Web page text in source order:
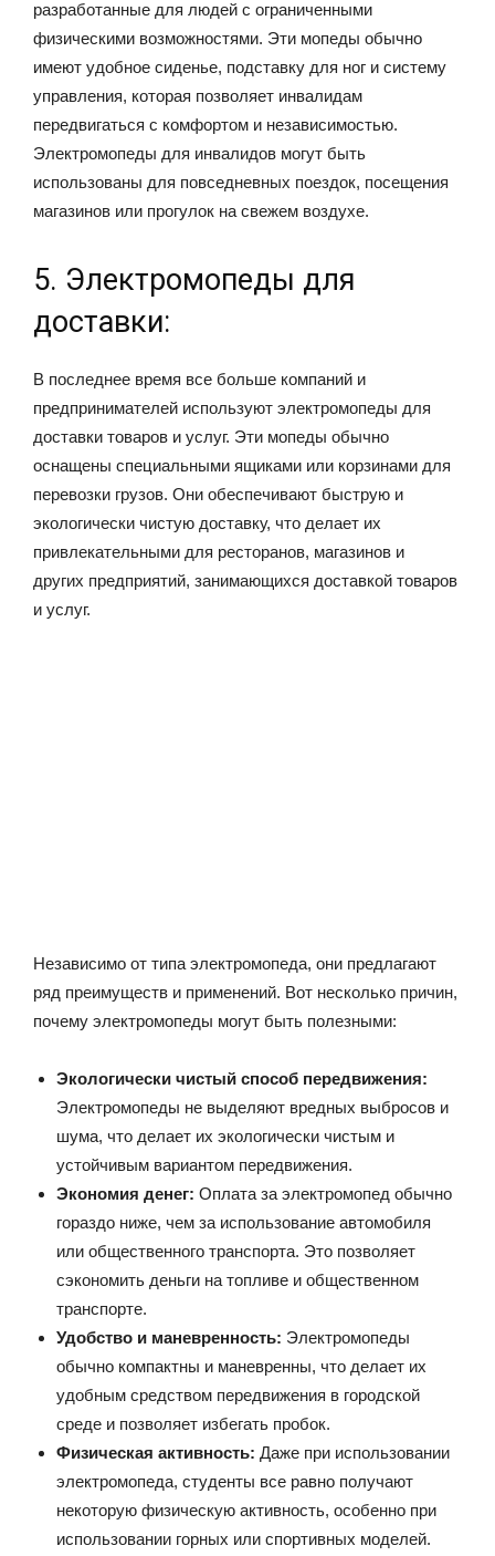
разработанные для людей с ограниченными
физическими возможностями. Эти мопеды обычно
имеют удобное сиденье, подставку для ног и систему
управления, которая позволяет инвалидам
передвигаться с комфортом и независимостью.
Электромопеды для инвалидов могут быть
использованы для повседневных поездок, посещения
магазинов или прогулок на свежем воздухе.
5. Электромопеды для
доставки:
В последнее время все больше компаний и
предпринимателей используют электромопеды для
доставки товаров и услуг. Эти мопеды обычно
оснащены специальными ящиками или корзинами для
перевозки грузов. Они обеспечивают быструю и
экологически чистую доставку, что делает их
привлекательными для ресторанов, магазинов и
других предприятий, занимающихся доставкой товаров
и услуг.
Независимо от типа электромопеда, они предлагают
ряд преимуществ и применений. Вот несколько причин,
почему электромопеды могут быть полезными:
Экологически чистый способ передвижения:
Электромопеды не выделяют вредных выбросов и
шума, что делает их экологически чистым и
устойчивым вариантом передвижения.
Экономия денег: Оплата за электромопед обычно
гораздо ниже, чем за использование автомобиля
или общественного транспорта. Это позволяет
сэкономить деньги на топливе и общественном
транспорте.
Удобство и маневренность: Электромопеды
обычно компактны и маневренны, что делает их
удобным средством передвижения в городской
среде и позволяет избегать пробок.
Физическая активность: Даже при использовании
электромопеда, студенты все равно получают
некоторую физическую активность, особенно при
использовании горных или спортивных моделей.